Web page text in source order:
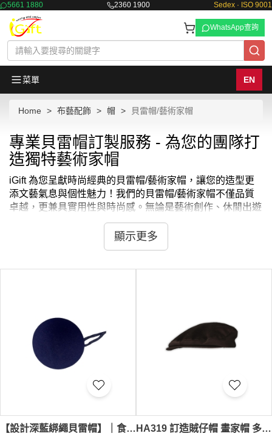
5661 1880 2360 1900 Sedex · ISO 9001
WhatsApp查詢
菜單 EN
Home 布藝配飾 帽 貝雷帽/藝術家帽
專業貝雷帽訂製服務 - 為您的團隊打
造獨特藝術家帽
iGift 為您呈獻時尚經典的貝雷帽/藝術家帽，讓您的造型更
添文藝氣息與個性魅力！我們的貝雷帽/藝術家帽不僅品質
卓越，更兼具實用性與時尚感。無論是藝術創作、休閒出遊
還是日常穿搭，這些貝雷帽/藝術家帽都能為您的形象增添
獨特風格。每一頂貝雷帽/藝術家帽都由我們的設計團隊精
心打造，確保舒適貼合、耐用美觀。立即選購，讓 iGift 的
象，更是展現個人品味的絕佳方式。從經典款式到現代設
計，iGift 的貝雷帽/藝術家帽系列應有盡有。我們注重細
節，如優質羊毛材質、可調節尺寸，讓您的貝雷帽/藝術家
帽既舒適又實用。現在就來 iGift 探索您的專屬貝雷帽/藝術
或其他款式的
，iGift
都能滿足您的需求。雖然我們不提供零售和即時交收服務，
但我們保證在您下單後，以最快速度為您安排發貨。貝雷
帽/藝術家帽最少訂購量 -MOQ: 黑 / 保藍 / 紅: 100 /起； 其他
顯示更多
【設計深藍綁繩貝雷帽】｜食品飲料行業 推廣人員｜圓頂設計｜淨色貝雷帽｜DIY貝雷帽｜無帽簷結構｜貝雷帽款式｜貝雷帽專門店 HA346 HA319 訂造賊仔帽 畫家帽 多角帽設計 藝術帽生產商